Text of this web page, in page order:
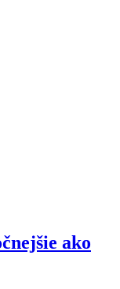
ako